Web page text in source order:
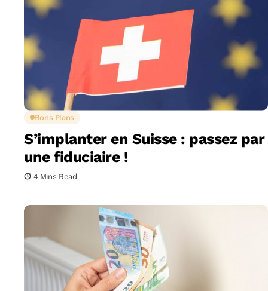
Bons Plans
S’implanter en Suisse : passez par
une fiduciaire !
4 Mins Read